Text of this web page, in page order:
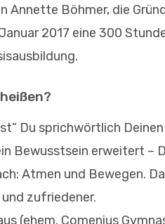
Annette Böhmer, die
2017 eine 300
Du sprichwörtlich
Bewusstsein erweitert –
Atmen und Bewegen.
zufriedener.
(ehem. Comenius